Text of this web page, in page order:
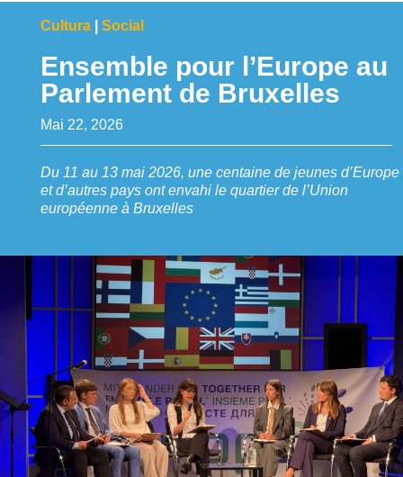
Cultura| Social
Ensemble pour l’Europe au
Parlement de Bruxelles
Mai 22, 2026
Du 11 au 13 mai 2026, une centaine de jeunes d’Europe
et d’autres pays ont envahi le quartier de l’Union
européenne à Bruxelles